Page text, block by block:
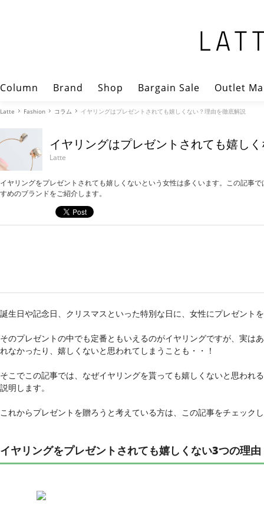
Column Brand Shop Bargain Sale Outlet
Latte Fashion コラム イヤリングはプレゼントされても嬉しくない？理由を徹底解説
イヤリングはプレゼントされても嬉し
Latte
イヤリングをプレゼントされても嬉しくないという女性は多くいます。この記事
すめのブランドをご紹介します。
誕生日や記念日、クリスマスといった特別な日に、女性にプレゼント
そのプレゼントの中でも定番ともいえるのがイヤリングですが、実は
れなかったり、嬉しくないと思われてしまうことも・・！
そこでこの記事では、なぜイヤリングを貰っても嬉しくないと思われ
説明します。
これからプレゼントを贈ろうと考えている方は、この記事をチェック
イヤリングをプレゼントされても嬉しくない3つの理由